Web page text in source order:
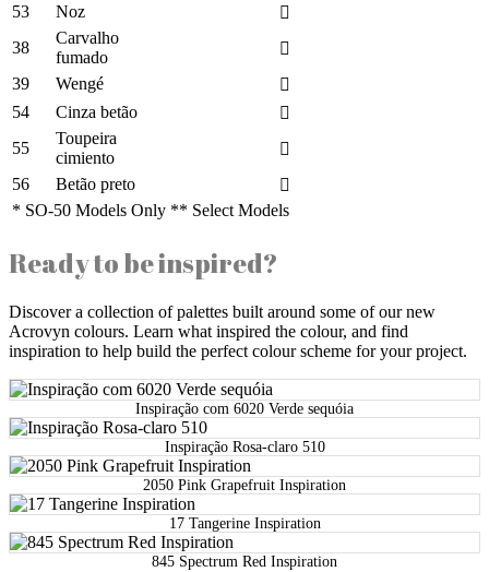
53
Noz
38
Carvalho
fumado
39
Wengé
54
Cinza betão
55
Toupeira
cimiento
56
Betão preto
* SO-50 Models Only ** Select Models
Ready to be inspired?
Discover a collection of palettes built around some of our new
Acrovyn colours. Learn what inspired the colour, and find
inspiration to help build the perfect colour scheme for your project.
Inspiração com 6020 Verde sequóia
Inspiração Rosa-claro 510
2050 Pink Grapefruit Inspiration
17 Tangerine Inspiration
845 Spectrum Red Inspiration